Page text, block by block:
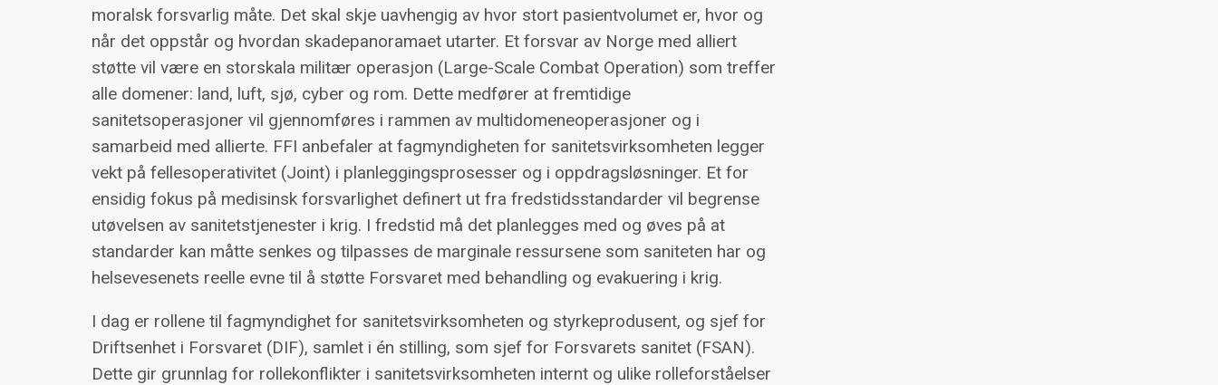
moralsk forsvarlig måte. Det skal skje uavhengig av hvor stort pasientvolumet er, hvor og
når det oppstår og hvordan skadepanoramaet utarter. Et forsvar av Norge med alliert
støtte vil være en storskala militær operasjon (Large-Scale Combat Operation) som treffer
alle domener: land, luft, sjø, cyber og rom. Dette medfører at fremtidige
sanitetsoperasjoner vil gjennomføres i rammen av multidomeneoperasjoner og i
samarbeid med allierte. FFI anbefaler at fagmyndigheten for sanitetsvirksomheten legger
vekt på fellesoperativitet (Joint) i planleggingsprosesser og i oppdragsløsninger. Et for
ensidig fokus på medisinsk forsvarlighet definert ut fra fredstidsstandarder vil begrense
utøvelsen av sanitetstjenester i krig. I fredstid må det planlegges med og øves på at
standarder kan måtte senkes og tilpasses de marginale ressursene som saniteten har og
helsevesenets reelle evne til å støtte Forsvaret med behandling og evakuering i krig.
I dag er rollene til fagmyndighet for sanitetsvirksomheten og styrkeprodusent, og sjef for
Driftsenhet i Forsvaret (DIF), samlet i én stilling, som sjef for Forsvarets sanitet (FSAN).
Dette gir grunnlag for rollekonflikter i sanitetsvirksomheten internt og ulike rolleforståelser